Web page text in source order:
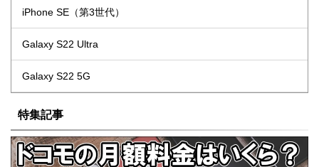
iPhone SE（第3世代）
Galaxy S22 Ultra
Galaxy S22 5G
特集記事